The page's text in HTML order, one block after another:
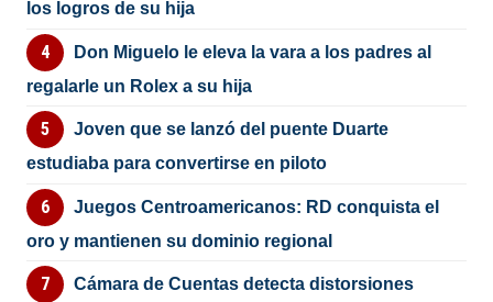
los logros de su hija
Don Miguelo le eleva la vara a los padres al
regalarle un Rolex a su hija
Joven que se lanzó del puente Duarte
estudiaba para convertirse en piloto
Juegos Centroamericanos: RD conquista el
oro y mantienen su dominio regional
Cámara de Cuentas detecta distorsiones